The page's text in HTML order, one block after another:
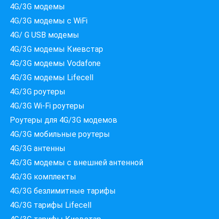
4G/3G модемы
4G/3G модемы с WiFi
4G/ G USB модемы
4G/3G модемы Киевстар
4G/3G модемы Vodafone
4G/3G модемы Lifecell
4G/3G роутеры
4G/3G Wi-Fi роутеры
Роутеры для 4G/3G модемов
4G/3G мобильные роутеры
4G/3G антенны
4G/3G модемы c внешней антенной
4G/3G комплекты
4G/3G безлимитные тарифы
4G/3G тарифы Lifecell
Які провайдери працюють
за вашою адресою?
Перевірте доступність інтернету за 30 секунд
375+ провайдерів в базі